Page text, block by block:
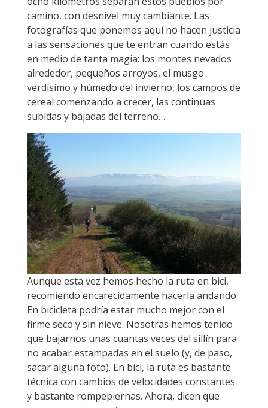
camino, con desnivel muy cambiante. Las
fotografías que ponemos aquí no hacen justicia
a las sensaciones que te entran cuando estás
en medio de tanta magia: los montes nevados
alrededor, pequeños arroyos, el musgo
verdísimo y húmedo del invierno, los campos de
cereal comenzando a crecer, las continuas
subidas y bajadas del terreno…
Aunque esta vez hemos hecho la ruta en bici,
recomiendo encarecidamente hacerla andando.
En bicicleta podría estar mucho mejor con el
firme seco y sin nieve. Nosotras hemos tenido
que bajarnos unas cuantas veces del sillín para
no acabar estampadas en el suelo (y, de paso,
sacar alguna foto). En bici, la ruta es bastante
técnica con cambios de velocidades constantes
y bastante rompepiernas. Ahora, dicen que